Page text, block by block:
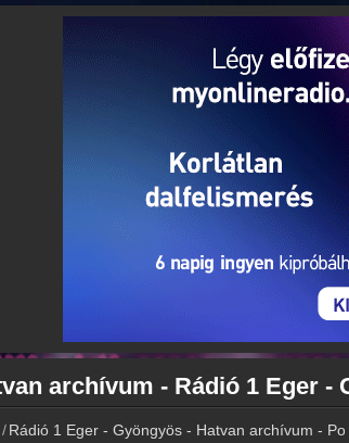
Rádió 1 Eger - Gyöngyös - Hatvan archívum -